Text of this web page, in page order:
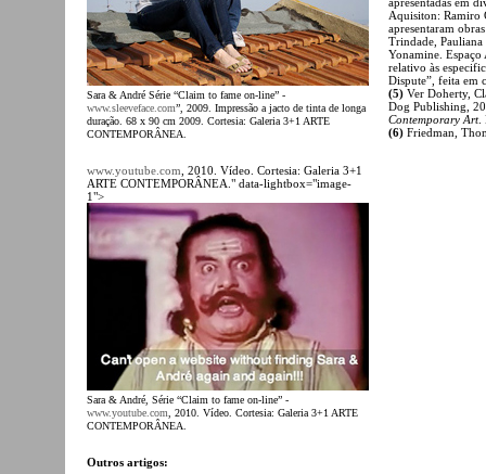
Sara & André Série “Claim to fame on-line” -
www.sleeveface.com”, 2009. Impressão a jacto de tinta de longa
duração. 68 x 90 cm 2009. Cortesia: Galeria 3+1 ARTE
CONTEMPORÂNEA.
www.youtube.com , 2010. Vídeo. Cortesia: Galeria 3+1
ARTE CONTEMPORÂNEA." data-lightbox="image-
1">
Sara & André, Série “Claim to fame on-line” -
www.youtube.com , 2010. Vídeo. Cortesia: Galeria 3+1 ARTE
CONTEMPORÂNEA.
Outros artigos:
Aquisiton: Ramiro
apresentaram
Trindade, Pauliana
Yonamine. Espaço
relativo às
Dispute”, feita em
(5) Ver Doherty,
Dog Publishing,
Contemporary Art.
(6) Friedman,